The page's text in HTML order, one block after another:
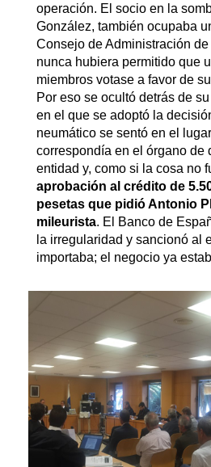
operación. El socio en la
González, también ocupaba
Consejo de Administración
nunca hubiera permitido que
miembros votase a favor de
Por eso se ocultó detrás de
en el que se adoptó la
neumático se sentó en el
correspondía en el órgano de
entidad y, como si la cosa no
aprobación al crédito de
pesetas que pidió Antonio
mileurista. El Banco de
la irregularidad y sancionó al
importaba; el negocio ya